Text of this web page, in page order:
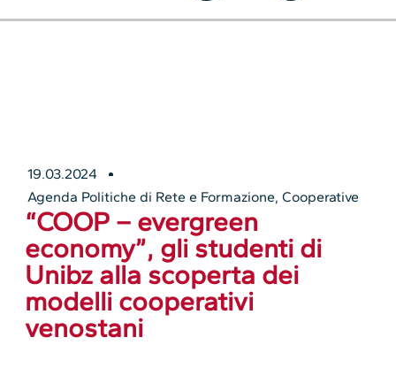
19.03.2024
Agenda Politiche di Rete e Formazione,Cooperative
“COOP – evergreen
economy”, gli studenti di
Unibz alla scoperta dei
modelli cooperativi
venostani